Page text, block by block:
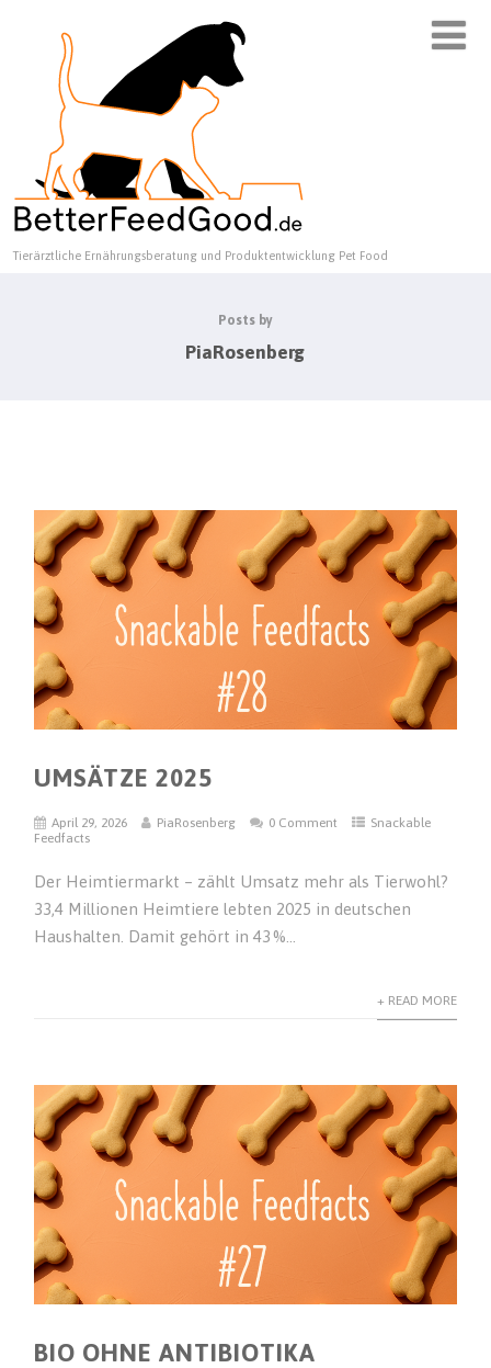
Tierärztliche Ernährungsberatung und Produktentwicklung Pet Food
Posts by
PiaRosenberg
UMSÄTZE 2025
April 29, 2026 PiaRosenberg 0 Comment
Snackable
Feedfacts
Der Heimtiermarkt – zählt Umsatz mehr als Tierwohl?
33,4 Millionen Heimtiere lebten 2025 in deutschen
Haushalten. Damit gehört in 43 %...
+ READ MORE
BIO OHNE ANTIBIOTIKA